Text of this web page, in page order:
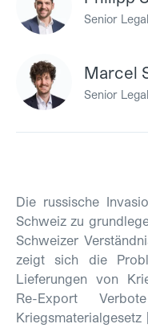
Senior
Marcel
Senior
Die russische
Schweiz zu
Schweizer
zeigt sich die
Lieferungen von
Re-Export